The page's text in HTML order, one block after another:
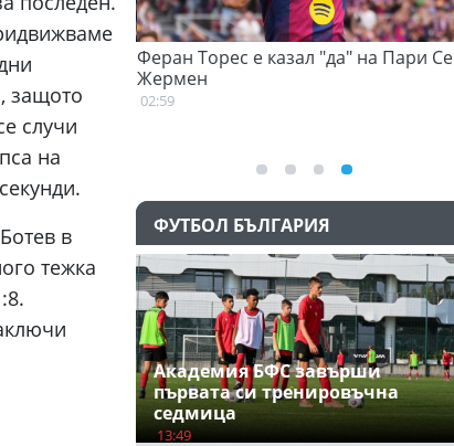
защото
случи
на
в
тежка
от
Феран Торес е казал "да" на Пари Сен
Жермен
02:59
ФУТБОЛ БЪЛГАРИЯ
Академия БФС завърши
първата си тренировъчна
седмица
13:49